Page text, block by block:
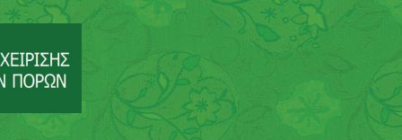
Θέματα
Περιβάλλοντος και